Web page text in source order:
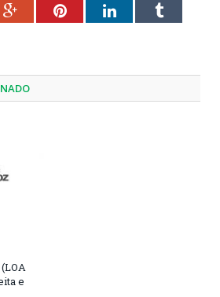
Google+PinterestLinkedInTumblr
e